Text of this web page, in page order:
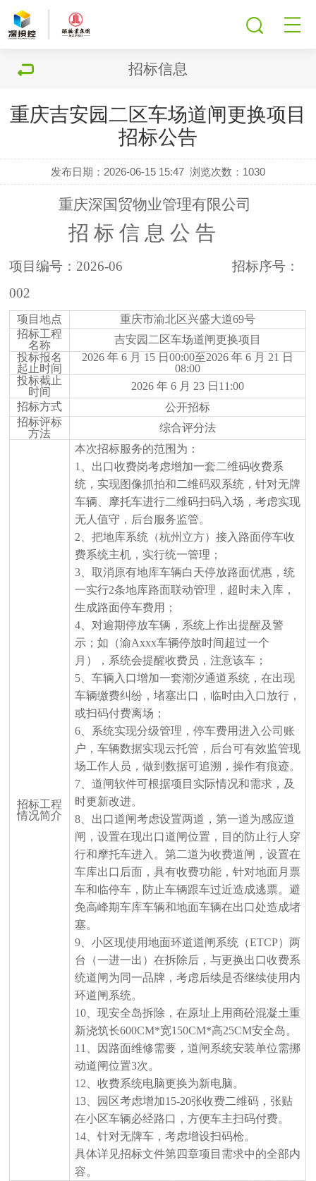
招标信息
重庆吉安园二区车场道闸更换项目
招标公告
发布日期：2026-06-15 15:47 浏览次数： 1030
重庆深国贸物业管理有限公司
招 标 信 息 公 告
项目编号： 2026-06
招标序号：
002
项目地点 重庆市渝北区兴盛大道69号
招标工程
名称
吉安园二区车场道闸更换项目
投标报名
起止时间
2026 年 6 月 15 日00:00至2026 年 6 月 21 日
08:00
投标截止
时间
2026 年 6 月 23 日11:00
招标方式
公开招标
招标评标
方法
综合评分法
招标工程
情况简介
本次招标服务的范围为：
1、出口收费岗考虑增加一套二维码收费系
统，实现图像抓拍和二维码双系统，针对无牌
车辆、摩托车进行二维码扫码入场，考虑实现
无人值守，后台服务监管。
2、把地库系统 （杭州立方）接入路面停车收
费系统主机，实行统一管理；
3、取消原有地库车辆白天停放路面优惠，统
一实行2条地库路面联动管理，超时未入库，
生成路面停车费用；
4、对逾期停放车辆，系统上作出提醒及警
示；如（渝Axxx车辆停放时间超过一个
月），系统会提醒收费员，注意该车；
5、车辆入口增加一套潮汐通道系统，在出现
车辆缴费纠纷，堵塞出口，临时由入口放行，
或扫码付费离场；
6、系统实现分级管理，停车费用进入公司账
户，车辆数据实现云托管，后台可有效监管现
场工作人员，做到数据可追溯，操作有痕迹。
7、道闸软件可根据项目实际情况和需求，及
时更新改进。
8、出口道闸考虑设置两道，第一道为感应道
闸，设置在现出口道闸位置， 目的防止行人穿
行和摩托车进入。第二道为收费道闸，设置在
车库出口 后面，具有收费功能，针对地面月票
车和临停车，防止车辆跟车过近造成逃票。避
免高峰期车库车辆和地面车辆在出口处造成堵
塞。
9、小区现使用地面环道道闸系统（ETCP）两
台（一进一出）在拆除后，与更换出口收费系
统道闸为同一品牌，考虑后续是否继续使用内
环道闸系统。
10、现安全岛拆除，在原址上用商砼混凝土重
新浇筑长600CM*宽150CM*高25CM安全岛。
11、因路面维修需要，道闸系统安装单位需挪
动道闸位置3次。
12、收费系统电脑更换为新电脑。
13、园区考虑增加15-20张收费二维码，张贴
在小区车辆必经路口，方便车主扫码付费。
14、针对无牌车，考虑增设扫码枪。
具体详见招标文件第四章项目需求中的全部内
容。